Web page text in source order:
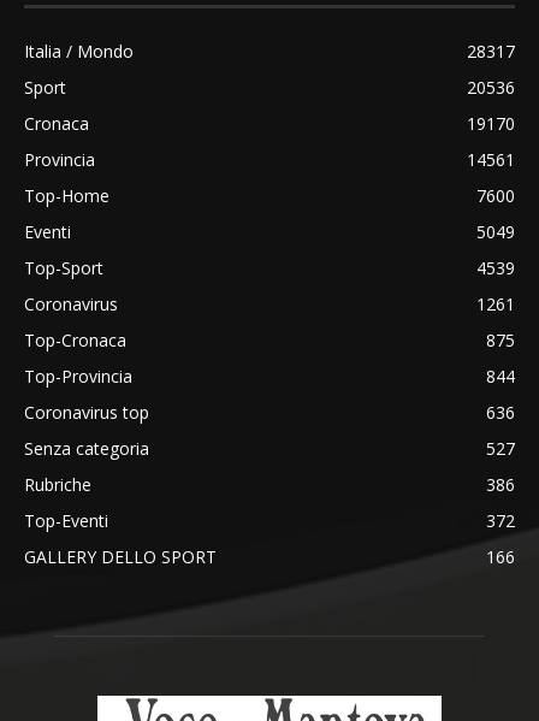
Italia / Mondo
28317
Sport
20536
Cronaca
19170
Provincia
14561
Top-Home
7600
Eventi
5049
Top-Sport
4539
Coronavirus
1261
Top-Cronaca
875
Top-Provincia
844
Coronavirus top
636
Senza categoria
527
Rubriche
386
Top-Eventi
372
GALLERY DELLO SPORT
166